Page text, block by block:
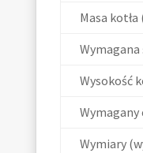
Masa kotła
Wysokość
Wymagany
Wymiary